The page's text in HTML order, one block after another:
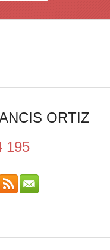
ORTIZ
195